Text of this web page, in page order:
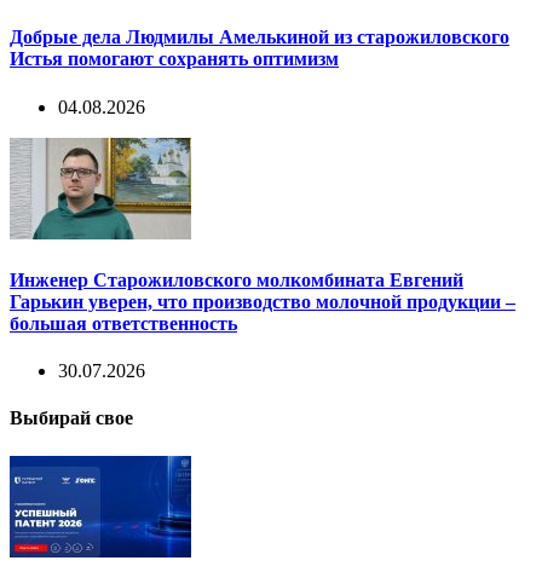
Добрые дела Людмилы Амелькиной из старожиловского
Истья помогают сохранять оптимизм
04.08.2026
Инженер Старожиловского молкомбината Евгений
Гарькин уверен, что производство молочной продукции –
большая ответственность
30.07.2026
Выбирай свое